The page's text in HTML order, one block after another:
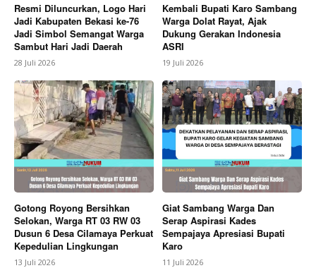
Resmi Diluncurkan, Logo Hari
Jadi Kabupaten Bekasi ke-76
Jadi Simbol Semangat Warga
Sambut Hari Jadi Daerah
28 Juli 2026
Kembali Bupati Karo Sambang
Warga Dolat Rayat, Ajak
Dukung Gerakan Indonesia
ASRI
19 Juli 2026
Gotong Royong Bersihkan
Selokan, Warga RT 03 RW 03
Dusun 6 Desa Cilamaya Perkuat
Kepedulian Lingkungan
13 Juli 2026
Giat Sambang Warga Dan
Serap Aspirasi Kades
Sempajaya Apresiasi Bupati
Karo
11 Juli 2026